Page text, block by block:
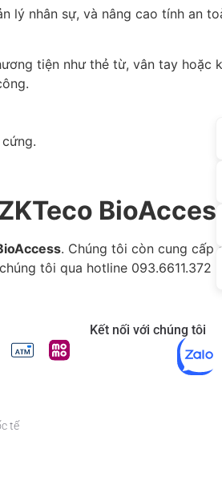
lý nhân sự, và nâng cao tính an
tiện như thẻ từ, vân tay hoặc
. Chúng tôi còn cung cấp
tôi qua hotline 093.6611.372
tế
Kết nối với chúng tôi